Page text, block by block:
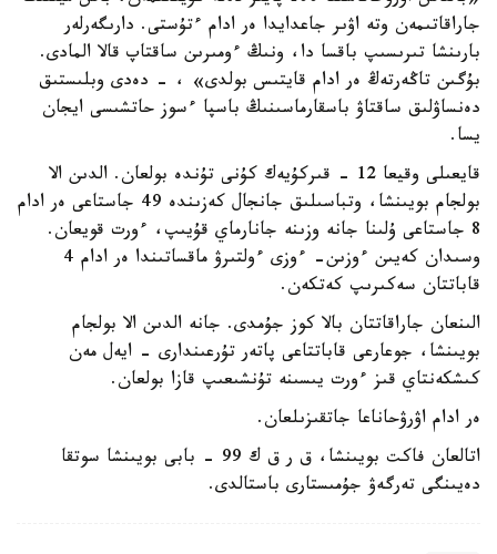
جاراقاتىمەن وتە اۋىر جاعدايدا ەر ادام ءتۇستى. دارىگەرلەر
بارىنشا تىرىسىپ باقسا دا، ونىڭ ءومىرىن ساقتاپ قالا المادى.
بۇگىن تاڭەرتەڭ ەر ادام قايتىس بولدى» ، - دەدى وبلىستىق
دەنساۋلىق ساقتاۋ باسقارماسىنىڭ باسپا ءسوز حاتشىسى ايجان
يسا.
قايعىلى وقيعا 12 - قىركۇيەك كۇنى تۇندە بولعان. الدىن الا
بولجام بويىنشا، وتباسىلىق جانجال كەزىندە 49 جاستاعى ەر ادام
8 جاستاعى ۇلىنا جانە وزىنە جانارماي قۇيىپ، ءورت قويعان.
وسىدان كەيىن ءوزىن- ءوزى ءولتىرۋ ماقساتىندا ەر ادام 4
قاباتتان سەكىرىپ كەتكەن.
الىنعان جاراقاتتان بالا كوز جۇمدى. جانە الدىن الا بولجام
بويىنشا، جوعارعى قاباتتاعى پاتەر تۇرعىندارى - ايەل مەن
كىشكەنتاي قىز ءورت يىسىنە تۇنشىعىپ قازا بولعان.
ەر ادام اۋرۋحاناعا جاتقىزىلعان.
اتالعان فاكت بويىنشا، ق ر ق ك 99 - بابى بويىنشا سوتقا
دەيىنگى تەرگەۋ جۇمىستارى باستالدى.